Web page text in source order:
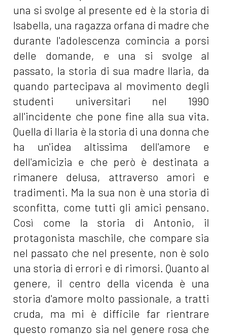
una si svolge al presente ed è la storia di
Isabella, una ragazza orfana di madre che
durante l'adolescenza comincia a porsi
delle domande, e una si svolge al
passato, la storia di sua madre Ilaria, da
quando partecipava al movimento degli
studenti universitari nel 1990
all'incidente che pone fine alla sua vita.
Quella di Ilaria è la storia di una donna che
ha un'idea altissima dell'amore e
dell'amicizia e che però è destinata a
rimanere delusa, attraverso amori e
tradimenti. Ma la sua non è una storia di
sconfitta, come tutti gli amici pensano.
Così come la storia di Antonio, il
protagonista maschile, che compare sia
nel passato che nel presente, non è solo
una storia di errori e di rimorsi. Quanto al
genere, il centro della vicenda è una
storia d'amore molto passionale, a tratti
cruda, ma mi è difficile far rientrare
questo romanzo sia nel genere rosa che